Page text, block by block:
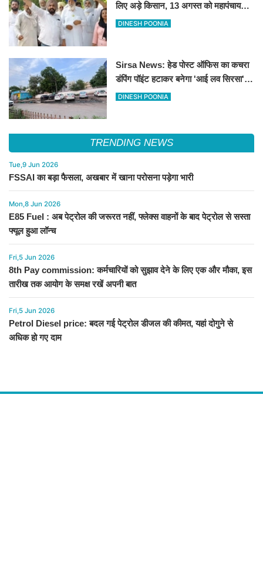
लिए अड़े किसान, 13 अगस्त को महापंचायत
का ऐलान
DINESH POONIA
Sirsa News: हेड पोस्ट ऑफिस का कचरा
डंपिंग पॉइंट हटाकर बनेगा 'आई लव सिरसा'
सेल्फी पॉइंट
DINESH POONIA
TRENDING NEWS
Tue,9 Jun 2026
FSSAI का बड़ा फैसला, अखबार में खाना परोसना पड़ेगा भारी
Mon,8 Jun 2026
E85 Fuel : अब पेट्रोल की जरूरत नहीं, फ्लेक्स वाहनों के बाद पेट्रोल से सस्ता
फ्यूल हुआ लॉन्च
Fri,5 Jun 2026
8th Pay commission: कर्मचारियों को सुझाव देने के लिए एक और मौका, इस
तारीख तक आयोग के समक्ष रखें अपनी बात
Fri,5 Jun 2026
Petrol Diesel price: बदल गई पेट्रोल डीजल की कीमत, यहां दोगुने से
अधिक हो गए दाम